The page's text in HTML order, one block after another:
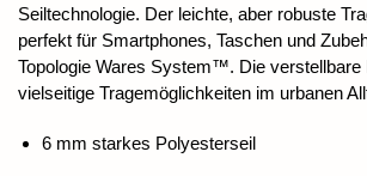
Seiltechnologie. Der leichte, aber robuste
perfekt für Smartphones, Taschen und
Topologie Wares System™. Die verstellbare
vielseitige Tragemöglichkeiten im urbanen
6 mm starkes Polyesterseil